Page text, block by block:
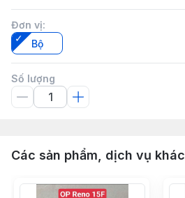
Đơn vị:
Bộ
Số lượng
Các sản phẩm, dịch vụ khác